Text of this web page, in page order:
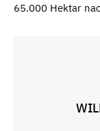
65.000 Hektar